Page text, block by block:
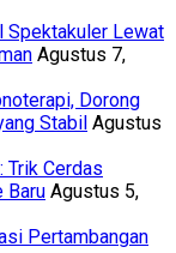
Spektakuler Lewat
Agustus 7,
Dorong
Stabil Agustus
Trik Cerdas
Baru Agustus 5,
Pertambangan